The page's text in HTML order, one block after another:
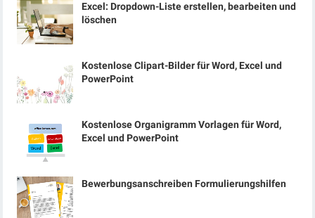
Excel: Dropdown-Liste erstellen, bearbeiten und
löschen
Kostenlose Clipart-Bilder für Word, Excel und
PowerPoint
Kostenlose Organigramm Vorlagen für Word,
Excel und PowerPoint
Bewerbungsanschreiben Formulierungshilfen